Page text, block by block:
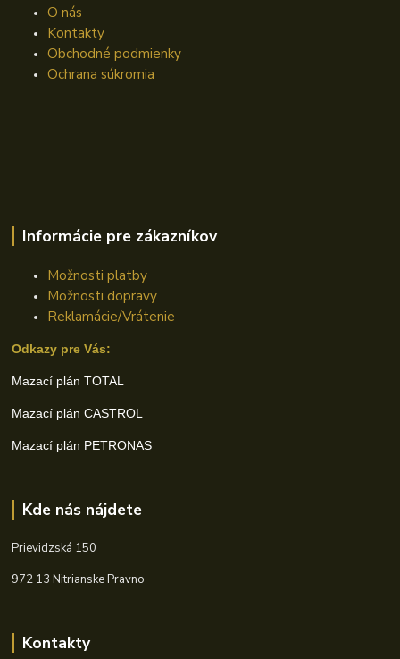
O nás
Kontakty
Obchodné podmienky
Ochrana súkromia
Informácie pre zákazníkov
Možnosti platby
Možnosti dopravy
Reklamácie/Vrátenie
Odkazy pre Vás:
Mazací plán TOTAL
Mazací plán CASTROL
Mazací plán PETRONAS
Kde nás nájdete
Prievidzská 150
972 13 Nitrianske Pravno
Kontakty